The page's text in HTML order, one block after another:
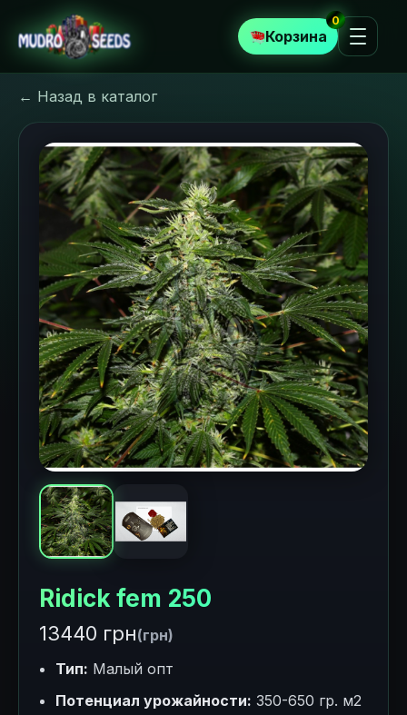
Корзина
0
← Назад в каталог
Ridick fem 250
13440 грн(грн)
Тип: Малый опт
Потенциал урожайности: 350-650 гр. м2